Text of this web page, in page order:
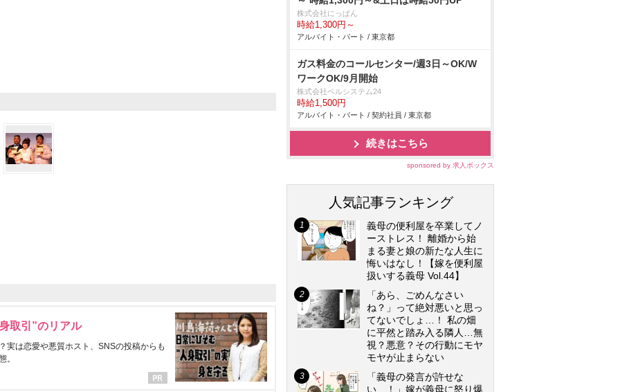
取引”のリアル
実は恋愛や悪質ホスト、SNSの投稿からも
。
株式会社にっぱん
時給1,300円～
アルバイト・パート / 東京都
ガス料金のコールセンター/週3日～OK/W
ワークOK/9月開始
株式会社ベルシステム24
時給1,500円
アルバイト・パート / 契約社員 / 東京都
続きはこちら
sponsored by 求人ボックス
人気記事ランキング
義母の便利屋を卒業してノ
ーストレス！ 離婚から始
まる妻と娘の新たな人生に
悔いはなし！【嫁を便利屋
扱いする義母 Vol.44】
「あら、ごめんなさい
ね？」って絶対悪いと思っ
てないでしょ…！ 私の畑
に平然と踏み入る隣人…無
視？悪意？その行動にモヤ
モヤが止まらない
「義母の発言が許せな
い…！」嫁が義母に怒り爆